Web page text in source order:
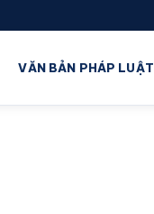
VĂN BẢN PHÁP LUẬT